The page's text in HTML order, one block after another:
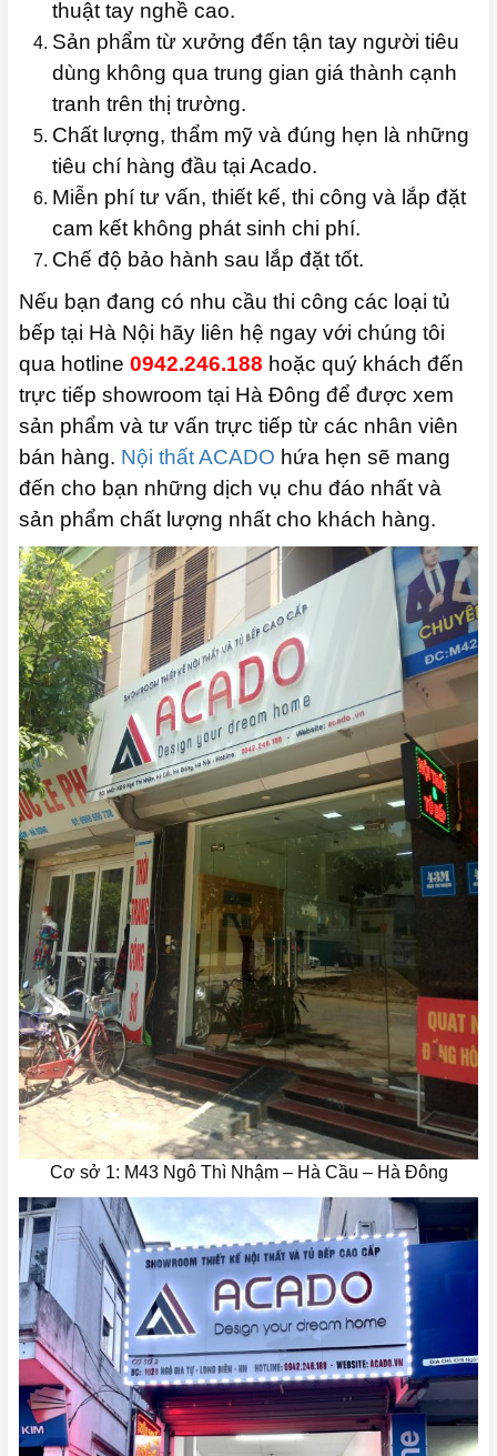
thuật tay nghề cao.
Sản phẩm từ xưởng đến tận tay người tiêu
dùng không qua trung gian giá thành cạnh
tranh trên thị trường.
Chất lượng, thẩm mỹ và đúng hẹn là những
tiêu chí hàng đầu tại Acado.
Miễn phí tư vấn, thiết kế, thi công và lắp đặt
cam kết không phát sinh chi phí.
Chế độ bảo hành sau lắp đặt tốt.
Nếu bạn đang có nhu cầu thi công các loại tủ
bếp tại Hà Nội hãy liên hệ ngay với chúng tôi
qua hotline 0942.246.188 hoặc quý khách đến
trực tiếp showroom tại Hà Đông để được xem
sản phẩm và tư vấn trực tiếp từ các nhân viên
bán hàng. Nội thất ACADO hứa hẹn sẽ mang
đến cho bạn những dịch vụ chu đáo nhất và
sản phẩm chất lượng nhất cho khách hàng.
Cơ sở 1: M43 Ngô Thì Nhậm – Hà Cầu – Hà Đông